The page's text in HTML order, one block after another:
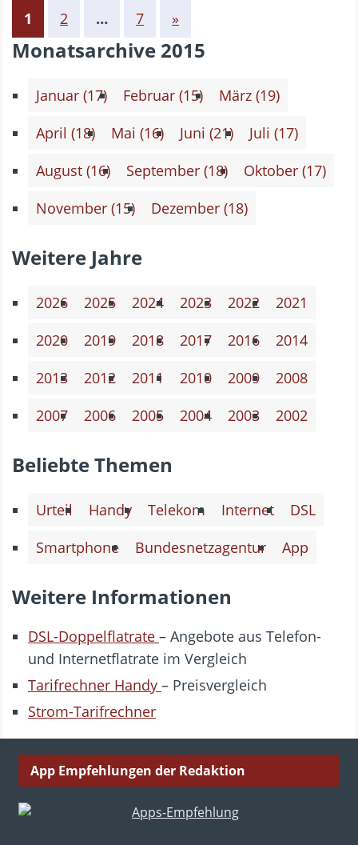
1 2 … 7 »
Monatsarchive 2015
Januar (17) Februar (15)
März (19)
April (18)
Mai (16) Juni (21)
Juli (17)
August (16)
September (18)
Oktober (17)
November (15)
Dezember (18)
Weitere Jahre
2026 2025 2024 2023 2022
2021
2020
2019 2018 2017 2016
2014
2013
2012 2011 2010 2009
2008
2007
2006 2005 2004 2003 2002
Beliebte Themen
Urteil Handy Telekom Internet
DSL
Smartphone
Bundesnetzagentur App
Weitere Informationen
DSL-Doppelflatrate – Angebote aus Telefon-
und Internetflatrate im Vergleich
Tarifrechner Handy – Preisvergleich
Strom-Tarifrechner
App Empfehlungen der Redaktion